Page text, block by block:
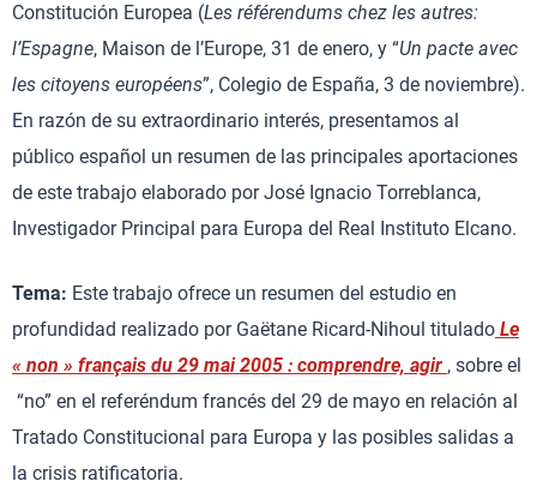
Constitución Europea (Les référendums chez les autres:
l’Espagne, Maison de l’Europe, 31 de enero, y “Un pacte avec
les citoyens européens”, Colegio de España, 3 de noviembre).
En razón de su extraordinario interés, presentamos al
público español un resumen de las principales aportaciones
de este trabajo elaborado por José Ignacio Torreblanca,
Investigador Principal para Europa del Real Instituto Elcano.
Tema: Este trabajo ofrece un resumen del estudio en
profundidad realizado por Gaëtane Ricard-Nihoul titulado Le
« non » français du 29 mai 2005 : comprendre, agir , sobre el
“no” en el referéndum francés del 29 de mayo en relación al
Tratado Constitucional para Europa y las posibles salidas a
la crisis ratificatoria.